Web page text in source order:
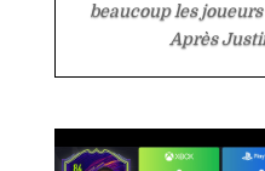
beaucoup les
Après